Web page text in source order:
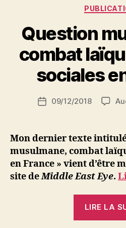
Question
combat
sociales
Date09/12/2018
Mon dernier texte
musulmane, combat
en France » vient d’être
site deMiddle East Eye.
LIRE LA